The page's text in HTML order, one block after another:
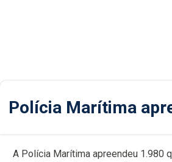
Polícia Marítima
A Polícia Marítima apreendeu 1.980